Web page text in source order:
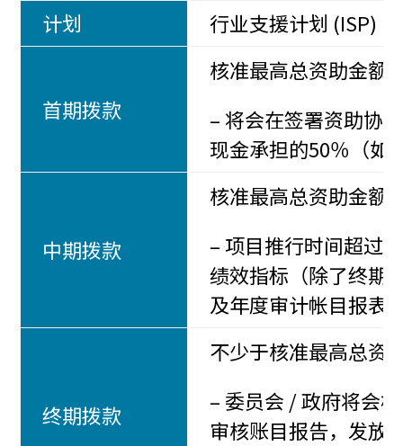
计划 行业支援计划 (ISP)
首期拨款
核准最高总资助金额
– 将会在签署资助协
现金承担的50％（如
中期拨款
核准最高总资助金额
– 项目推行时间超过
绩效指标（除了终期
及年度审计帐目报表
终期拨款
不少于核准最高总资
– 委员会 / 政府将会
审核账目报告，发放